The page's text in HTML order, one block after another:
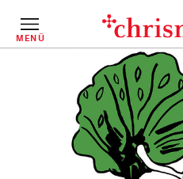
InhaltMENÜ